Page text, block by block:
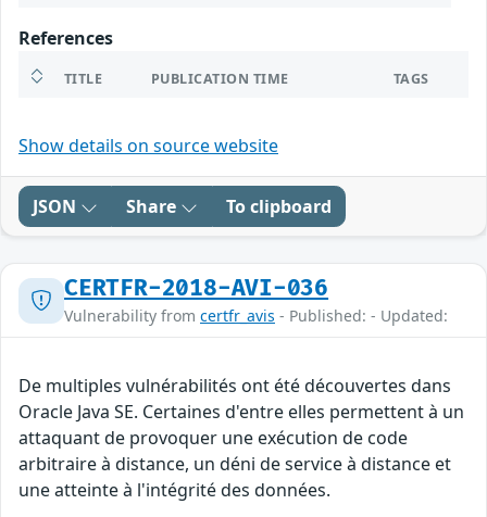
References
TITLE PUBLICATION TIME TAGS
Show details on source website
JSON Share To clipboard
CERTFR-2018-AVI-036
Vulnerability from certfr_avis - Published: - Updated:
De multiples vulnérabilités ont été découvertes dans
Oracle Java SE. Certaines d'entre elles permettent à un
attaquant de provoquer une exécution de code
arbitraire à distance, un déni de service à distance et
une atteinte à l'intégrité des données.